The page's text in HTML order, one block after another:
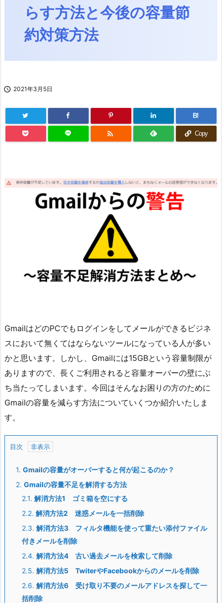
らす方法と今後の容量節
約対策方法
 2021年3月5日
B!
 Copy
GmailはどのPCでもログインをしてメールができるビジネ
スにおいて無くてはならないツールになっている人が多い
かと思います。しかし、Gmailには15GBという容量制限が
ありますので、長くご利用されると容量オーバーの壁にぶ
ち当たってしまいます。今回はそんなお困りの方のために
Gmailの容量を減らす方法についていくつか紹介いたしま
す。
目次
1. Gmailの容量がオーバーすると何が起こるのか？
2. Gmailの容量不足を解消する方法
2.1. 解消方法1 ゴミ箱を空にする
2.2. 解消方法2 迷惑メールを一括削除
2.3. 解消方法3 フィルタ機能を使って重たい添付ファイル
付きメールを削除
2.4. 解消方法4 古い過去メールを検索して削除
2.5. 解消方法5 TwiterやFacebookからのメールを削除
2.6. 解消方法6 受け取り不要のメールアドレスを探して一
括削除